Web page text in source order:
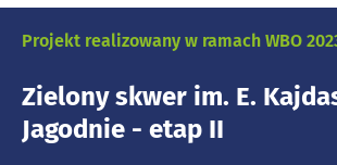
Projekt realizowany w ramach WBO
Zielony skwer im. E.
Jagodnie - etap II